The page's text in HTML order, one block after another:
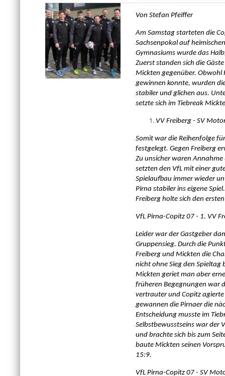
Von Stefan Pfeiffer
Am Samstag starteten die
Sachsenpokal auf
Gymnasiums wurde das
Zuerst standen sich die
Mickten gegenüber. Obwohl
gewinnen konnte, wurden
stabiler und glichen aus.
setzte sich im Tiebreak
VV Freiberg - SV
Somit war die Reihenfolge
festgelegt. Gegen Freiberg
Zu unsicher waren Annahme
setzten den VfL mit einer
Spielaufbau immer wieder
Pirna stabiler ins eigene
Freiberg holte sich den
VfL Pirna-Copitz 07 - 1. VV
Leider war der Gastgeber
Gruppensieg. Durch die
Freiberg und Mickten die
nicht ohne Sieg den Spieltag
Mickten geriet man aber
früheren Begegnungen war
vertrauter und Copitz
gewannen die Pirnaer die
Entscheidung musste im
Selbstbewusstseins war der
und brachte sich bis zum
baute Mickten seinen
15:9.
VfL Pirna-Copitz 07 - SV